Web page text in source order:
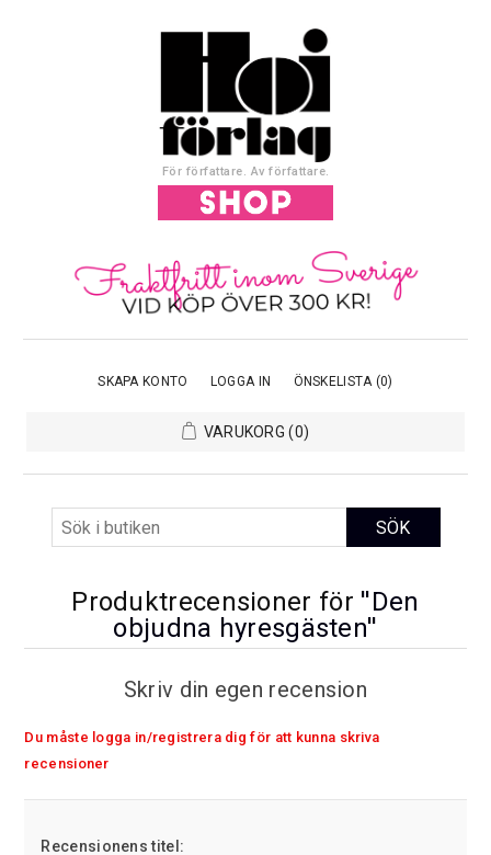
För författare. Av författare.
SKAPA KONTO LOGGA IN ÖNSKELISTA (0)
VARUKORG (0)
Produktrecensioner för
Den
objudna hyresgästen
Skriv din egen recension
Du måste logga in/registrera dig för att kunna skriva
recensioner
Recensionens titel: